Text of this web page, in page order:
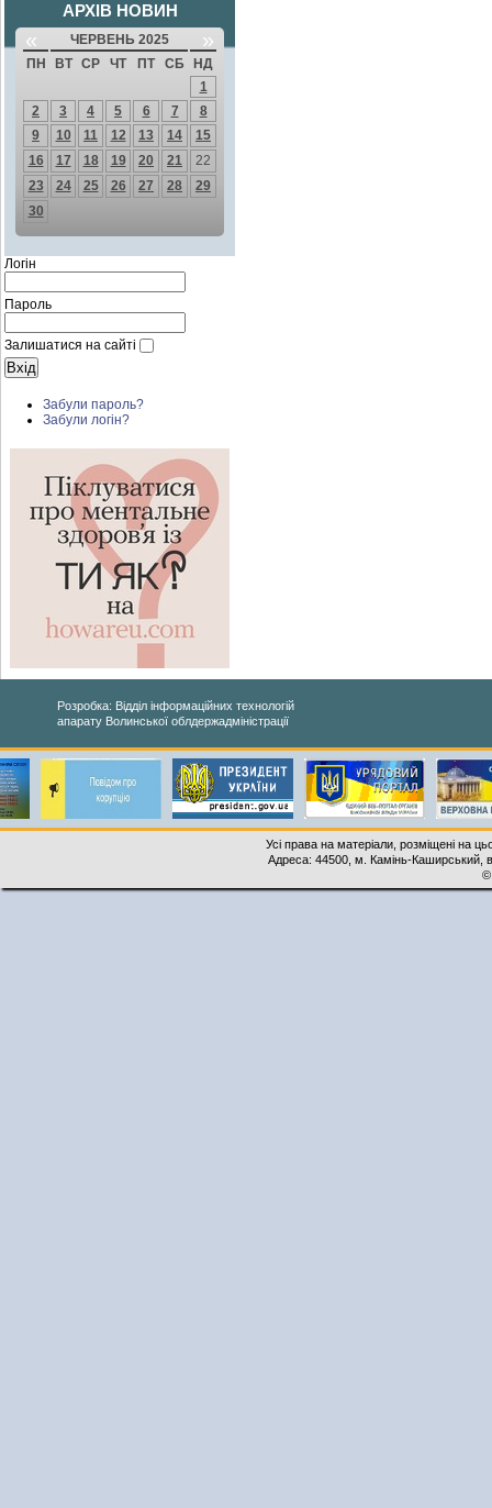
АРХІВ НОВИН
« ЧЕРВЕНЬ 2025 »
ПН ВТ СР ЧТ ПТ СБ
НД
1
2
3 4 5 6 7
8
9
10 11 12 13 14
15
16
17 18 19 20 21
22
23
24 25 26 27 28
29
30
Логін
Пароль
Залишатися на сайті
Забули пароль?
Забули логін?
Розробка: Відділ інформаційних технологій
апарату Волинської облдержадміністрації
Усі права на матеріали, розміщені на
Адреса: 44500, м. Камінь-Каширський,
©